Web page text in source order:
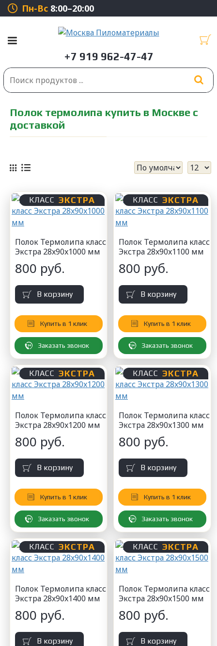
Пн-Вс 8:00–20:00
Полок термолипа купить в Москве с
доставкой
КЛАСС ЭКСТРА
Полок Термолипа класс
Экстра 28x90x1000 мм
800 руб.
В корзину
Купить в 1 клик
Заказать звонок
КЛАСС ЭКСТРА
Полок Термолипа класс
Экстра 28x90x1100 мм
800 руб.
В корзину
Купить в 1 клик
Заказать звонок
КЛАСС ЭКСТРА
Полок Термолипа класс
Экстра 28x90x1200 мм
800 руб.
В корзину
Купить в 1 клик
Заказать звонок
КЛАСС ЭКСТРА
Полок Термолипа класс
Экстра 28x90x1300 мм
800 руб.
В корзину
Купить в 1 клик
Заказать звонок
КЛАСС ЭКСТРА
Полок Термолипа класс
Экстра 28x90x1400 мм
800 руб.
В корзину
КЛАСС ЭКСТРА
Полок Термолипа класс
Экстра 28x90x1500 мм
800 руб.
В корзину